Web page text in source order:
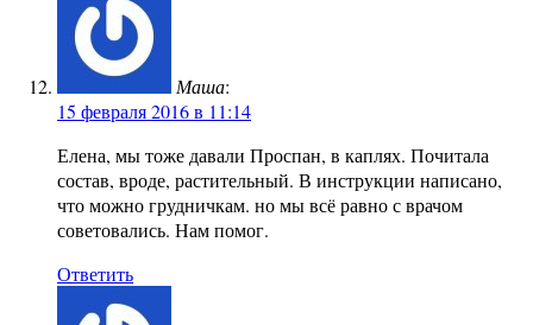
Маша:
15 февраля 2016 в 11:14
Елена, мы тоже давали Проспан, в каплях. Почитала
состав, вроде, растительный. В инструкции написано,
что можно грудничкам. но мы всё равно с врачом
советовались. Нам помог.
Ответить